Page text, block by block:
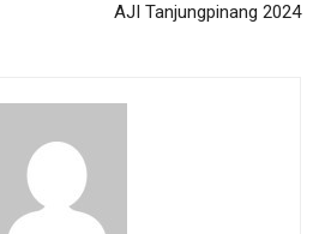
AJI Tanjungpinang 2024